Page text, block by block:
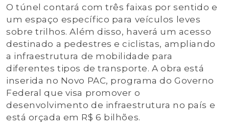
O túnel contará com três faixas por sentido e
um espaço específico para veículos leves
sobre trilhos. Além disso, haverá um acesso
destinado a pedestres e ciclistas, ampliando
a infraestrutura de mobilidade para
diferentes tipos de transporte. A obra está
inserida no Novo PAC, programa do Governo
Federal que visa promover o
desenvolvimento de infraestrutura no país e
está orçada em R$ 6 bilhões.